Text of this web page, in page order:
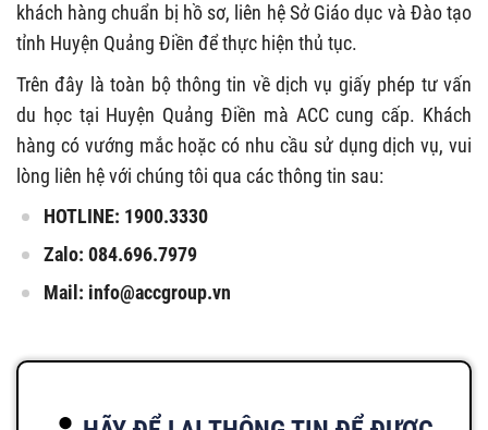
khách hàng chuẩn bị hồ sơ, liên hệ Sở Giáo dục và Đào tạo
tỉnh Huyện Quảng Điền để thực hiện thủ tục.
Trên đây là toàn bộ thông tin về dịch vụ giấy phép tư vấn
du học tại Huyện Quảng Điền mà ACC cung cấp. Khách
hàng có vướng mắc hoặc có nhu cầu sử dụng dịch vụ, vui
lòng liên hệ với chúng tôi qua các thông tin sau:
HOTLINE: 1900.3330
Zalo: 084.696.7979
Mail: info@accgroup.vn